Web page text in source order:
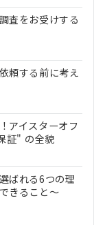
査をお受けする
頼する前に考え
アイスターオフ
証" の全貌
ばれる6つの理
きること～